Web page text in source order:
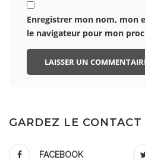
Enregistrer mon nom, mon
le navigateur pour mon
GARDEZ LE CONTACT
FACEBOOK